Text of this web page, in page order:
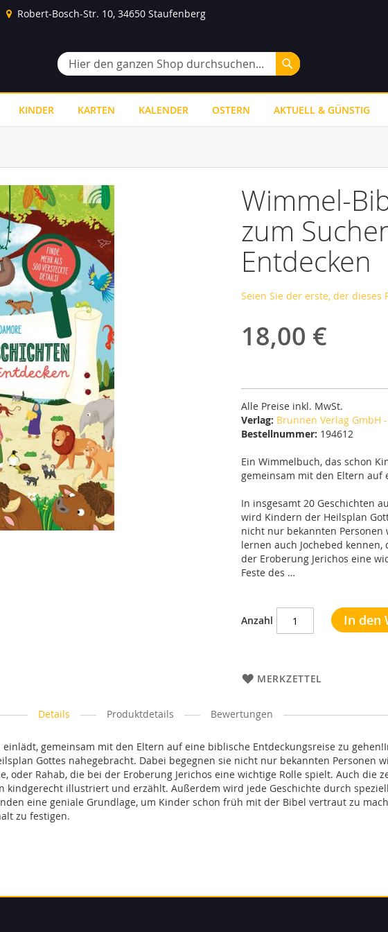
Robert-Bosch-Str. 10, 34650 Staufenberg
Suche
Suche
KINDER KARTEN KALENDER OSTERN AKTUELL & GÜNSTIG
Wimmel-
zum
Entdecken
Seien Sie der erste, der dieses
18,00 €
Alle Preise inkl. MwSt.
Verlag: Brunnen Verlag GmbH
Bestellnummer: 194612
Ein Wimmelbuch, das schon
gemeinsam mit den Eltern auf
In insgesamt 20 Geschichten
wird Kindern der Heilsplan
nicht nur bekannten Personen
lernen auch Jochebed
der Eroberung Jerichos eine
Feste des …
Anzahl In den
MERKZETTEL
Details
gemeinsam mit den Eltern auf eine biblische Entdeckungsreise zu
Gottes nahegebracht. Dabei begegnen sie nicht nur bekannten Personen
oder Rahab, die bei der Eroberung Jerichos eine wichtige Rolle spielt. Auch die
kindgerecht illustriert und erzählt. Außerdem wird jede Geschichte durch
eine geniale Grundlage, um Kinder schon früh mit der Bibel vertraut zu
zu festigen.
Produktdetails Bewertungen